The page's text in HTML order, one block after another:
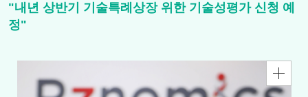
"내년 상반기 기술특례상장 위한 기술성평가 신청 예
정"